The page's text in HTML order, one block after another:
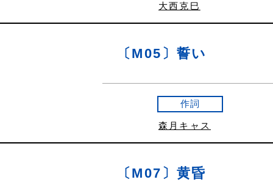
大西克巳
〔M05〕誓い
作詞
森月キャス
〔M07〕黄昏